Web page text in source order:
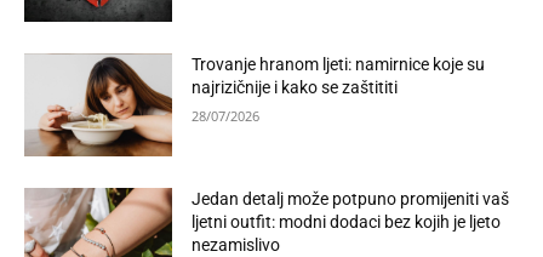
Trovanje hranom ljeti: namirnice koje su
najrizičnije i kako se zaštititi
28/07/2026
Jedan detalj može potpuno promijeniti vaš
ljetni outfit: modni dodaci bez kojih je ljeto
nezamislivo